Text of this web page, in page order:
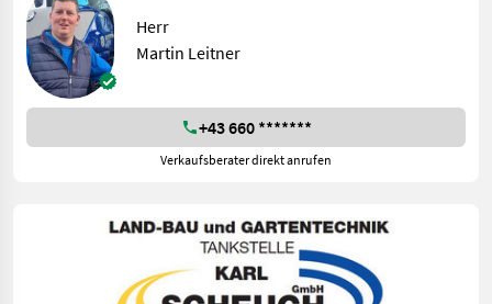
Herr
Martin Leitner
+43 660 *******
Verkaufsberater direkt anrufen